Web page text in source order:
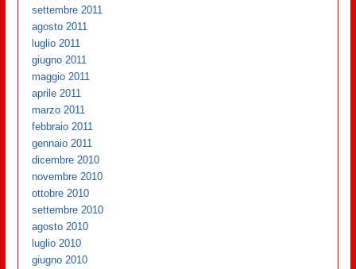
settembre 2011
agosto 2011
luglio 2011
giugno 2011
maggio 2011
aprile 2011
marzo 2011
febbraio 2011
gennaio 2011
dicembre 2010
novembre 2010
ottobre 2010
settembre 2010
agosto 2010
luglio 2010
giugno 2010